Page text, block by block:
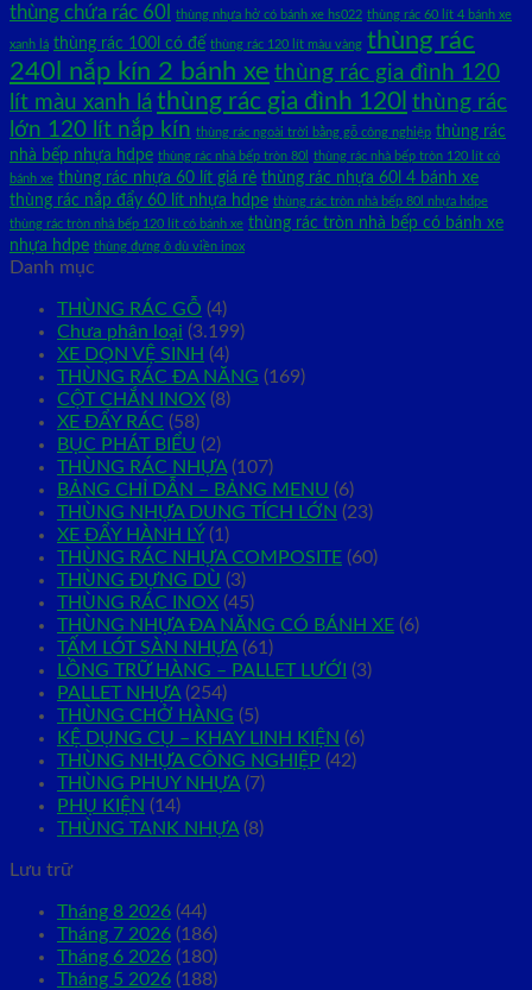
thùng chứa rác 60l
thùng nhựa hở có bánh xe hs022 thùng rác 60 lít 4 bánh xe
xanh lá thùng rác 100l có đế thùng rác 120 lít màu vàng thùng rác
240l nắp kín 2 bánh xe thùng rác gia đình 120
lít màu xanh lá thùng rác gia đình 120l thùng rác
lớn 120 lít nắp kín thùng rác ngoài trời bằng gỗ công nghiệp thùng rác
nhà bếp nhựa hdpe thùng rác nhà bếp tròn 80l
thùng rác nhà bếp tròn 120 lít có
bánh xe thùng rác nhựa 60 lít giá rẻ thùng rác nhựa 60l 4 bánh xe
thùng rác nắp đẩy 60 lít nhựa hdpe thùng rác tròn nhà bếp 80l nhựa hdpe
thùng rác tròn nhà bếp 120 lít có bánh xe thùng rác tròn nhà bếp có bánh xe
nhựa hdpe thùng đựng ô dù viền inox
Danh mục
THÙNG RÁC GỖ (4)
Chưa phân loại (3.199)
XE DỌN VỆ SINH (4)
THÙNG RÁC ĐA NĂNG (169)
CỘT CHẮN INOX (8)
XE ĐẨY RÁC (58)
BỤC PHÁT BIỂU (2)
THÙNG RÁC NHỰA (107)
BẢNG CHỈ DẪN – BẢNG MENU (6)
THÙNG NHỰA DUNG TÍCH LỚN (23)
XE ĐẨY HÀNH LÝ(1)
THÙNG RÁC NHỰA COMPOSITE (60)
THÙNG ĐỰNG DÙ (3)
THÙNG RÁC INOX (45)
THÙNG NHỰA ĐA NĂNG CÓ BÁNH XE (6)
TẤM LÓT SÀN NHỰA (61)
LỒNG TRỮ HÀNG – PALLET LƯỚI
(3)
PALLET NHỰA (254)
THÙNG CHỞ HÀNG (5)
KỆ DỤNG CỤ – KHAY LINH KIỆN (6)
THÙNG NHỰA CÔNG NGHIỆP (42)
THÙNG PHUY NHỰA (7)
PHỤ KIỆN (14)
THÙNG TANK NHỰA (8)
Lưu trữ
Tháng 8 2026 (44)
Tháng 7 2026 (186)
Tháng 6 2026 (180)
Tháng 5 2026 (188)